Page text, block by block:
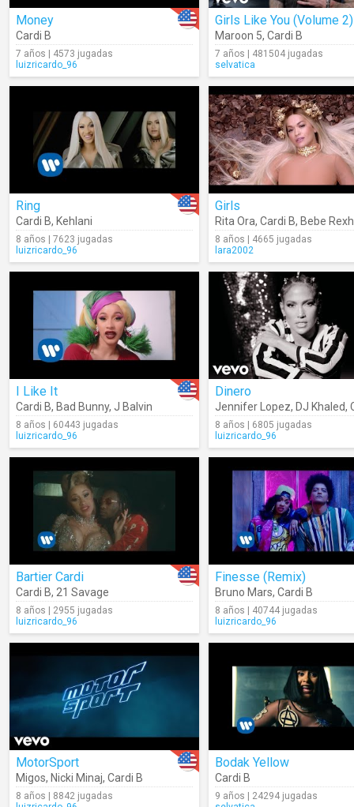
Money
Cardi B
7 años | 4573 jugadas
luizricardo_96
Girls Like You (Volume 2)
Maroon 5, Cardi B
7 años | 481504 jugadas
selvatica
Ring
Cardi B, Kehlani
8 años | 7623 jugadas
luizricardo_96
Girls
Rita Ora, Cardi B, Bebe
8 años | 4665 jugadas
lara2002
I Like It
Cardi B, Bad Bunny, J Balvin
8 años | 60443 jugadas
luizricardo_96
Dinero
Jennifer Lopez, DJ Khaled,
8 años | 6805 jugadas
luizricardo_96
Bartier Cardi
Cardi B, 21 Savage
8 años | 2955 jugadas
luizricardo_96
Finesse (Remix)
Bruno Mars, Cardi B
8 años | 40744 jugadas
luizricardo_96
MotorSport
Migos, Nicki Minaj, Cardi B
8 años | 8842 jugadas
Bodak Yellow
Cardi B
9 años | 24294 jugadas